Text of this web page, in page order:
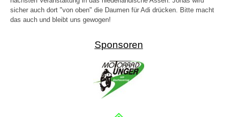
sicher auch dort "von oben" die Daumen für Adi drücken. Bitte macht
das auch und bleibt uns gewogen!
Sponsoren